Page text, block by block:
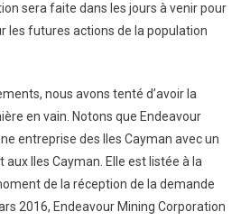
sera faite dans les jours à venir pour
les futures actions de la population
nous avons tenté d’avoir la
en vain. Notons que Endeavour
entreprise des Iles Cayman avec un
aux Iles Cayman. Elle est listée à la
de la réception de la demande
2016, Endeavour Mining Corporation